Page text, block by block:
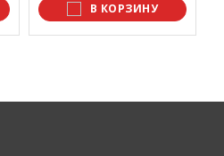
В КОРЗИНУ